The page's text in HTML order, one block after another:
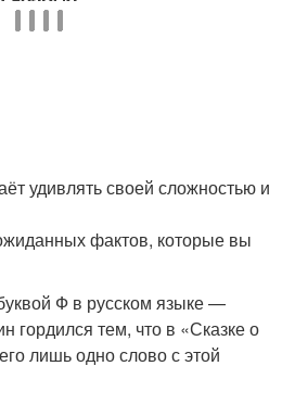
удивлять своей сложностью и
фактов, которые вы
Ф в русском языке —
гордился тем, что в «Сказке о
лишь одно слово с этой